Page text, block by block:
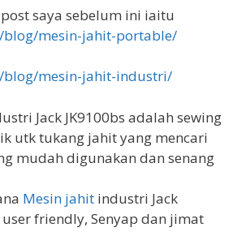
saya sebelum ini iaitu
mesin-jahit-portable/
mesin-jahit-industri/
Jack JK9100bs adalah sewing
utk tukang jahit yang mencari
mudah digunakan dan senang
Mesin jahit industri Jack
friendly, Senyap dan jimat